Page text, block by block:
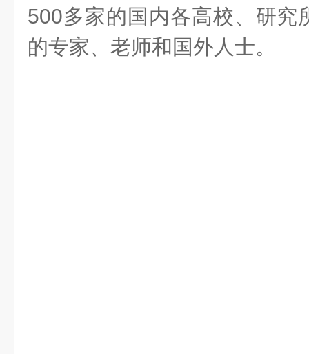
500多家的国内各高校、研究
的专家、老师和国外人士。